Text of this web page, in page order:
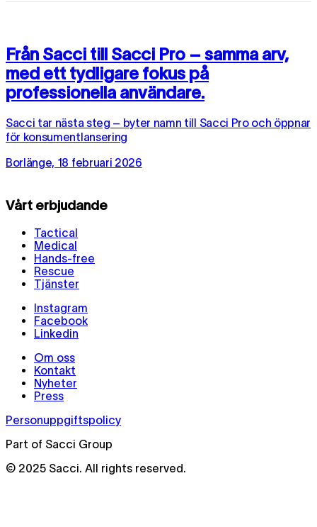
Från Sacci till Sacci Pro – samma arv,
med ett tydligare fokus på
professionella användare.
Sacci tar nästa steg – byter namn till Sacci Pro och öppnar
för konsumentlansering
Borlänge, 18 februari 2026
Vårt erbjudande
Tactical
Medical
Hands-free
Rescue
Tjänster
Instagram
Facebook
Linkedin
Om oss
Kontakt
Nyheter
Press
Personuppgiftspolicy
Part of Sacci Group
© 2025 Sacci. All rights reserved.